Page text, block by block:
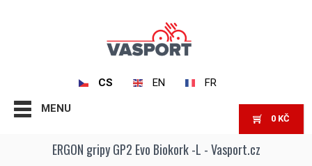
CS EN FR
MENU
0 KČ
ERGON gripy GP2 Evo Biokork -L - Vasport.cz